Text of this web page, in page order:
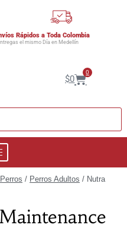
Rápidos a Toda Colombia
el mismo Día en Medellín
$0
0
/ Perros Adultos / Nutra